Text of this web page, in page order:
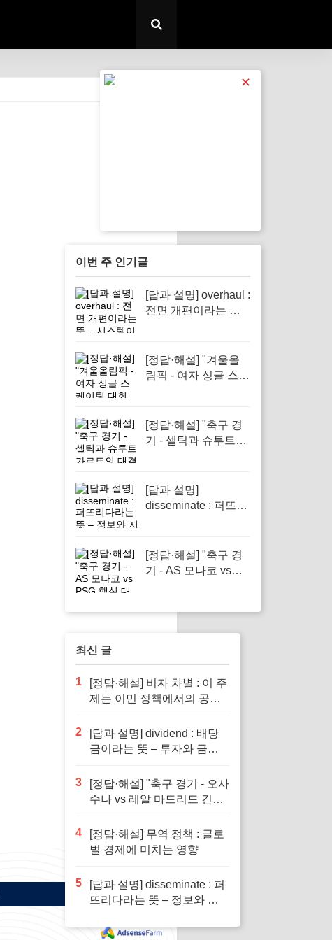
✕
이번 주 인기글
[답과 설명] overhaul :
전면 개편이라는 뜻 –
적인 과정입니다
[정답·해설] "겨울올
림픽 - 여자 싱글 스케
[정답·해설] "축구 경
기 - 셀틱과 슈투트가
[답과 설명]
disseminate : 퍼뜨리
수적인 역할을 하는
단어
[정답·해설] "축구 경
기 - AS 모나코 vs
최신 글
1
[정답·해설] 비자 차별 : 이 주
제는 이민 정책에서의 공정
2
[답과 설명] dividend : 배당
금이라는 뜻 – 투자와 금융
알아야 할 단어입니다
3
[정답·해설] "축구 경기 - 오사
수나 vs 레알 마드리드 긴장
4
[정답·해설] 무역 정책 : 글로
벌 경제에 미치는 영향
5
[답과 설명] disseminate : 퍼
뜨리다라는 뜻 – 정보와 지
할을 하는 단어